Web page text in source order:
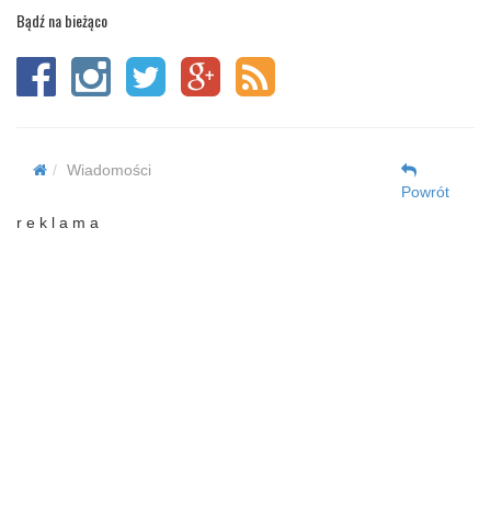
Bądź na bieżąco
Wiadomości
Powrót
r e k l a m a